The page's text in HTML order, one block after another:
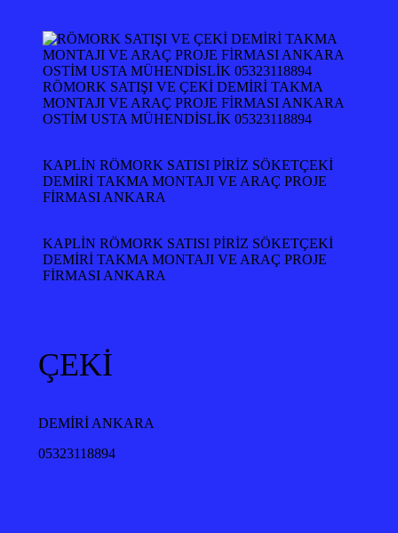
RÖMORK SATIŞI VE ÇEKİ DEMİRİ TAKMA
MONTAJI VE ARAÇ PROJE FİRMASI ANKARA
OSTİM USTA MÜHENDİSLİK 05323118894
KAPLİN RÖMORK SATISI PİRİZ SÖKETÇEKİ
DEMİRİ TAKMA MONTAJI VE ARAÇ PROJE
FİRMASI ANKARA
KAPLİN RÖMORK SATISI PİRİZ SÖKETÇEKİ
DEMİRİ TAKMA MONTAJI VE ARAÇ PROJE
FİRMASI ANKARA
ÇEKİ
DEMİRİ ANKARA
05323118894